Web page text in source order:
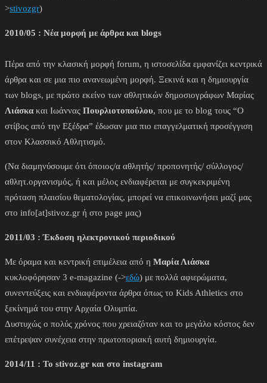
>stivozgr)
2010/05 : Νέα μορφή με άρθρα και blogs
Πέρα από την κλασική μορφή forum, η ιστοσελίδα εμφανίζει κεντρικά
άρθρα και σε μια πιο ανανεωμένη μορφή. Ξεκινά και η δημιουργία
των blogs, με πρώτο εκείνο των αθλητικών δημοσιογράφων Μαρίας
Λιάσκα και Ιωάννας Πουρλιοτοπούλου, που με το blog τους “Ο
στίβος από την Εξέδρα” έδωσαν μια πιο επαγγελματική προσέγγιση
στον Κλασσικό Αθλητισμό.
(Να διαμηνύσουμε ότι όποιος/α αθλητής/ προπονητής/ σύλλογος/
αθλητ.οργανισμός, ή και μέλος ενδιαφέρεται με συγκεκριμένη
πρόταση πλαισίου θεματολογίας, μπορεί να επικοινωνήσει μαζί μας
στο info[at]stivoz.gr ή στο page μας)
2011/03 : Έκδοση ηλεκτρονικού περιοδικού
Με όραμα και κεντρική επιμέλεια από η Μαρία Λιάσκα
κυκλοφόρησαν 3 e-magazine (->εδώ) με πολλά αφιερώματα,
συνεντεύξεις και ενδιαφέροντα άρθρα όπως το Kids Athletics στο
ξεκίνημά του στην Αρχαία Ολυμπία.
Δυστυχώς ο πολύς χρόνος που χρειαζόταν και το μεγάλο κόστος δεν
επέτρεψαν συνέχεια στην πρωτοποριακή αυτή δημιουργία.
2014/11 : Το stivoz.gr και στο instagram